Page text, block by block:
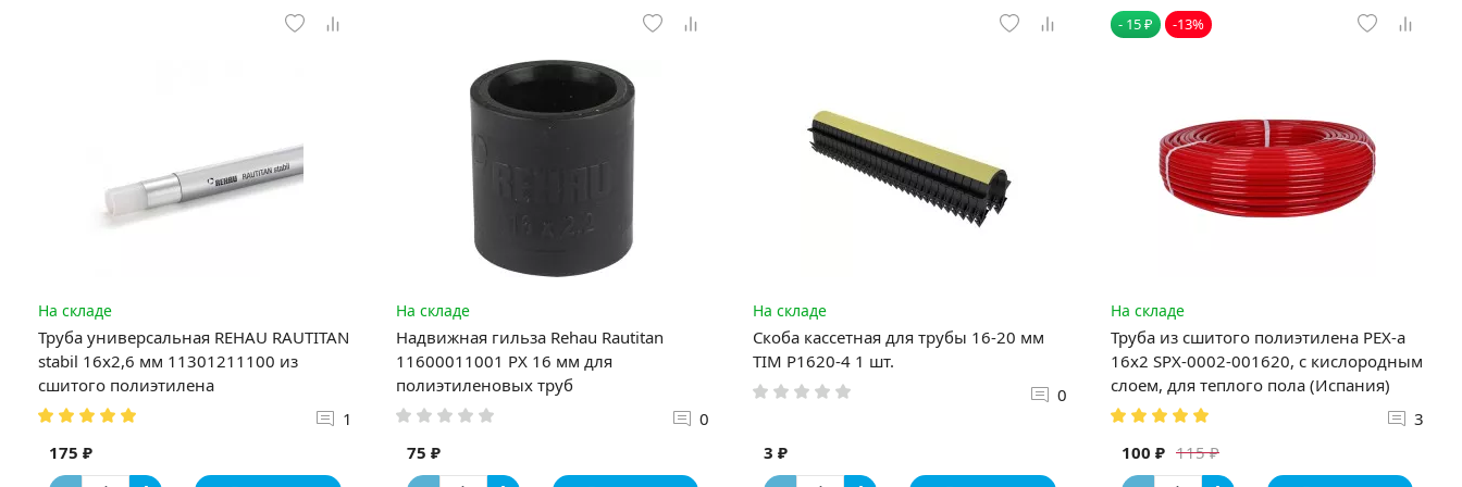
На складе
Труба универсальная REHAU RAUTITAN
stabil 16х2,6 мм 11301211100 из
сшитого полиэтилена
1
175 ₽
На складе
Надвижная гильза Rehau Rautitan
11600011001 PX 16 мм для
полиэтиленовых труб
0
75 ₽
На складе
Скоба кассетная для трубы 16-20 мм
TIM P1620-4 1 шт.
0
3 ₽
- 15 ₽ -13%
На складе
Труба из сшитого полиэтилена PEX-a
16х2 SPX-0002-001620, с кислородным
слоем, для теплого пола (Испания)
3
115 ₽
100 ₽